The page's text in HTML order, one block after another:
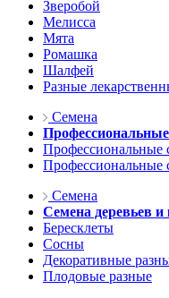
Зверобой
Мелисса
Мята
Ромашка
Шалфей
Разные
Семена
Профессиональные
Профессиональные
Семена
Семена деревьев и
Бересклеты
Сосны
Декоративные
Плодовые разные